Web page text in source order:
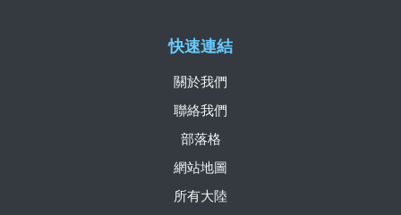
快速連結
關於我們
聯絡我們
部落格
網站地圖
所有大陸